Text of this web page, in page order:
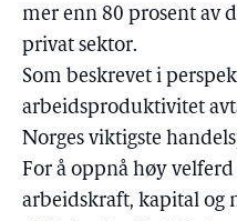
mer enn 80 prosent av
privat sektor.
Som beskrevet i
arbeidsproduktivitet
Norges viktigste
For å oppnå høy
arbeidskraft, kapital og